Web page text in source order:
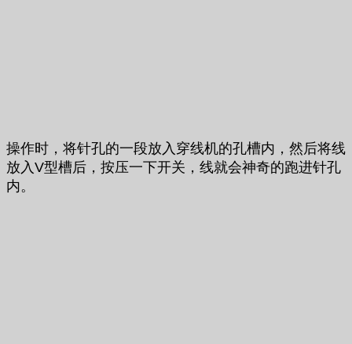
操作时，将针孔的一段放入穿线机的孔槽内，然后将线
放入V型槽后，按压一下开关，线就会神奇的跑进针孔
内。